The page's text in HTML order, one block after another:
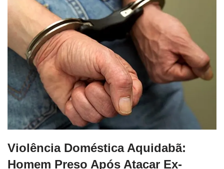
Violência Doméstica Aquidabã:
Homem Preso Após Atacar Ex-